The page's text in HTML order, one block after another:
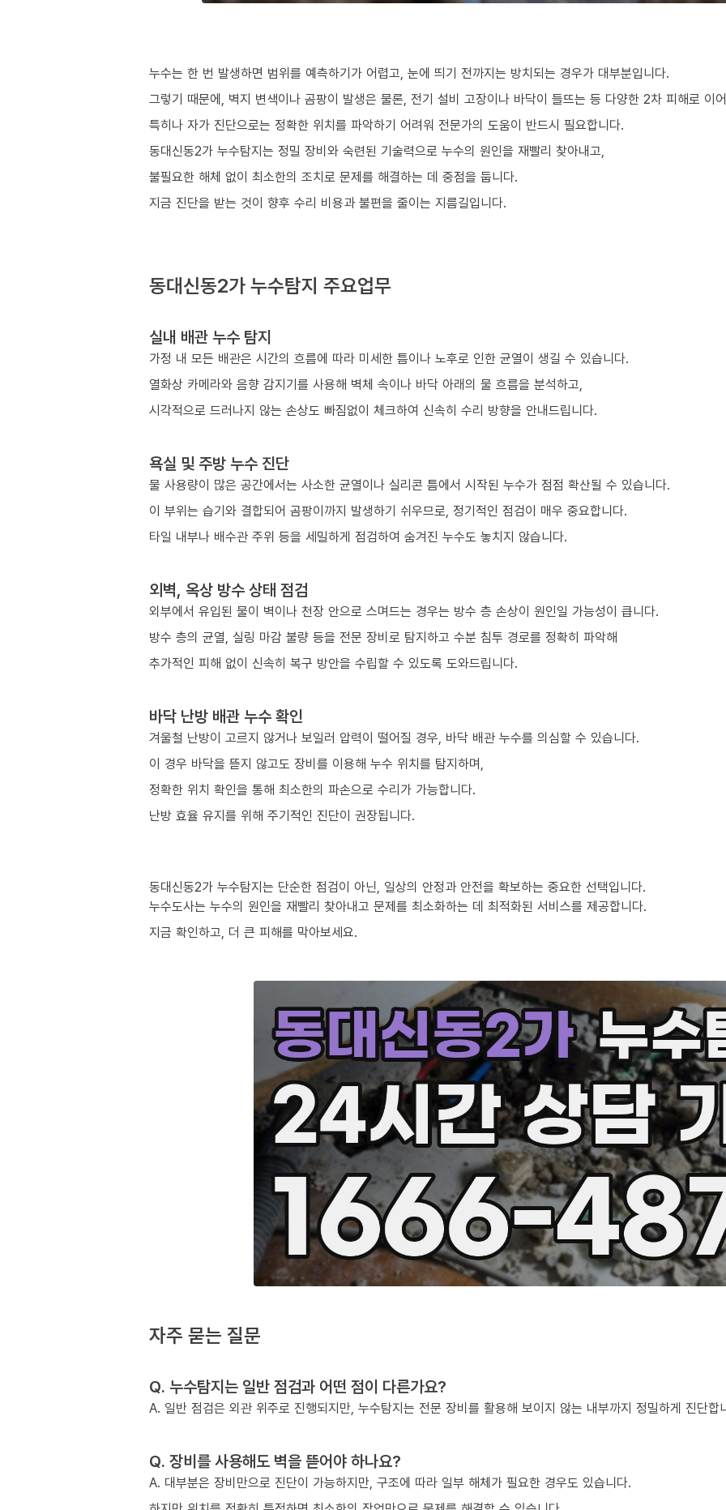
누수는 한 번 발생하면 범위를 예측하기가 어렵고, 눈에 띄기 전까지는 방치되는 경우가 대부분입니다.
그렇기 때문에, 벽지 변색이나 곰팡이 발생은 물론, 전기 설비 고장이나 바닥이 들뜨는 등 다양한 2차 피해로 이
특히나 자가 진단으로는 정확한 위치를 파악하기 어려워 전문가의 도움이 반드시 필요합니다.
동대신동2가 누수탐지는 정밀 장비와 숙련된 기술력으로 누수의 원인을 재빨리 찾아내고,
불필요한 해체 없이 최소한의 조치로 문제를 해결하는 데 중점을 둡니다.
지금 진단을 받는 것이 향후 수리 비용과 불편을 줄이는 지름길입니다.
동대신동2가 누수탐지 주요업무
실내 배관 누수 탐지
가정 내 모든 배관은 시간의 흐름에 따라 미세한 틈이나 노후로 인한 균열이 생길 수 있습니다.
열화상 카메라와 음향 감지기를 사용해 벽체 속이나 바닥 아래의 물 흐름을 분석하고,
시각적으로 드러나지 않는 손상도 빠짐없이 체크하여 신속히 수리 방향을 안내드립니다.
욕실 및 주방 누수 진단
물 사용량이 많은 공간에서는 사소한 균열이나 실리콘 틈에서 시작된 누수가 점점 확산될 수 있습니다.
이 부위는 습기와 결합되어 곰팡이까지 발생하기 쉬우므로, 정기적인 점검이 매우 중요합니다.
타일 내부나 배수관 주위 등을 세밀하게 점검하여 숨겨진 누수도 놓치지 않습니다.
외벽, 옥상 방수 상태 점검
외부에서 유입된 물이 벽이나 천장 안으로 스며드는 경우는 방수 층 손상이 원인일 가능성이 큽니다.
방수 층의 균열, 실링 마감 불량 등을 전문 장비로 탐지하고 수분 침투 경로를 정확히 파악해
추가적인 피해 없이 신속히 복구 방안을 수립할 수 있도록 도와드립니다.
바닥 난방 배관 누수 확인
겨울철 난방이 고르지 않거나 보일러 압력이 떨어질 경우, 바닥 배관 누수를 의심할 수 있습니다.
이 경우 바닥을 뜯지 않고도 장비를 이용해 누수 위치를 탐지하며,
정확한 위치 확인을 통해 최소한의 파손으로 수리가 가능합니다.
난방 효율 유지를 위해 주기적인 진단이 권장됩니다.
동대신동2가 누수탐지는 단순한 점검이 아닌, 일상의 안정과 안전을 확보하는 중요한 선택입니다.
누수도사는 누수의 원인을 재빨리 찾아내고 문제를 최소화하는 데 최적화된 서비스를 제공합니다.
지금 확인하고, 더 큰 피해를 막아보세요.
자주 묻는 질문
Q. 누수탐지는 일반 점검과 어떤 점이 다른가요?
A. 일반 점검은 외관 위주로 진행되지만, 누수탐지는 전문 장비를 활용해 보이지 않는 내부까지 정밀하게 진단합
Q. 장비를 사용해도 벽을 뜯어야 하나요?
A. 대부분은 장비만으로 진단이 가능하지만, 구조에 따라 일부 해체가 필요한 경우도 있습니다.